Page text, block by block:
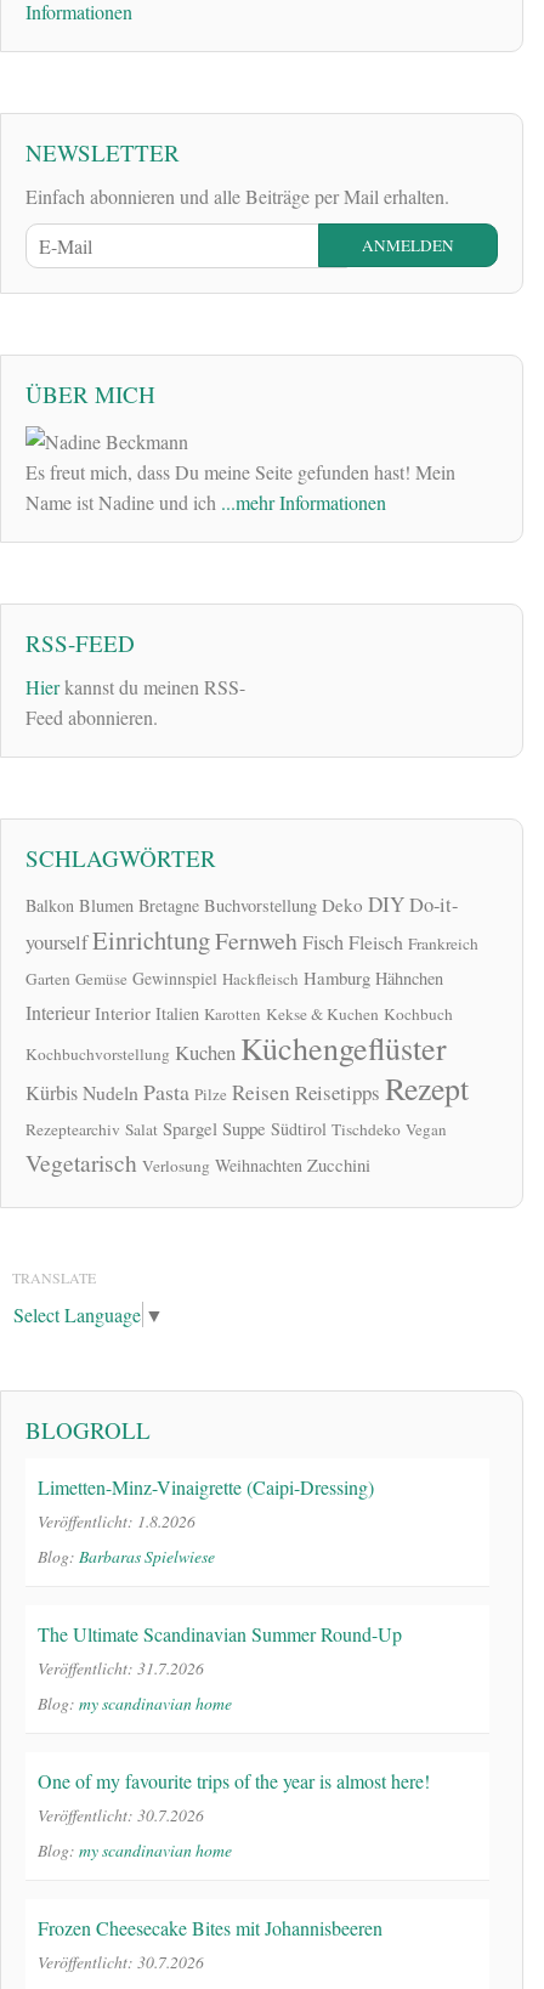
Informationen
NEWSLETTER
Einfach abonnieren und alle Beiträge per Mail erhalten.
ÜBER MICH
Es freut mich, dass Du meine Seite gefunden hast! Mein
Name ist Nadine und ich ...mehr Informationen
RSS-FEED
Hierkannst du meinen RSS-
Feed abonnieren.
SCHLAGWÖRTER
Balkon Blumen Bretagne Buchvorstellung Deko DIYDo-it-
yourselfEinrichtungFernwehFischFleisch Frankreich
Garten Gemüse Gewinnspiel Hackfleisch Hamburg Hähnchen
Interieur Interior Italien Karotten Kekse & Kuchen Kochbuch
Kochbuchvorstellung Kuchen Küchengeflüster
KürbisNudeln Pasta Pilze Reisen Reisetipps Rezept
Rezeptearchiv Salat Spargel Suppe Südtirol Tischdeko Vegan
Vegetarisch Verlosung Weihnachten Zucchini
TRANSLATE
Select Language ▼
BLOGROLL
Limetten-Minz-Vinaigrette (Caipi-Dressing)
Veröffentlicht: 1.8.2026
Blog: Barbaras Spielwiese
The Ultimate Scandinavian Summer Round-Up
Veröffentlicht: 31.7.2026
Blog: my scandinavian home
One of my favourite trips of the year is almost here!
Veröffentlicht: 30.7.2026
Blog: my scandinavian home
Frozen Cheesecake Bites mit Johannisbeeren
Veröffentlicht: 30.7.2026